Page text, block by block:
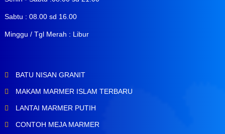
Sabtu : 08.00 sd 16.00
Minggu / Tgl Merah : Libur
BATU NISAN GRANIT
MAKAM MARMER ISLAM TERBARU
LANTAI MARMER PUTIH
CONTOH MEJA MARMER